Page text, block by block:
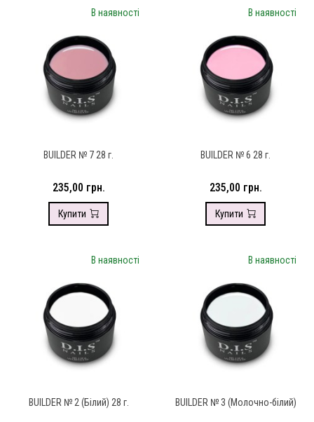
В наявності
BUILDER № 7 28 г.
235,00 грн.
Купити
В наявності
BUILDER № 6 28 г.
235,00 грн.
Купити
В наявності
BUILDER № 2 (Білий) 28 г.
В наявності
BUILDER № 3 (Молочно-білий)